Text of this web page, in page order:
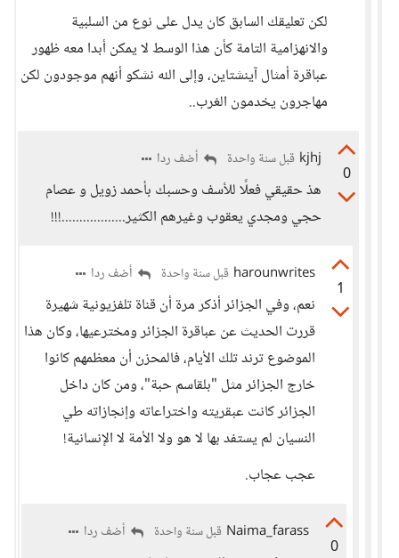
لكن تعليقك السابق كان يدل على نوع من السلبية
والانهزامية التامة كأن هذا الوسط لا يمكن أبدا معه ظهور
عباقرة أمثال آينشتاين، وإلى الله نشكو أنهم موجودون لكن
مهاجرون يخدمون الغرب..
0
kjhj قبل سنة واحدة أضف ردا
هذ حقيقي فعلًا للأسف وحسبك بأحمد زويل و عصام
حجي ومجدي يعقوب وغيرهم الكثير..................!!!
1
harounwrites قبل سنة واحدة أضف ردا
نعم، وفي الجزائر أذكر مرة أن قناة تلفزيونية شهيرة
قررت الحديث عن عباقرة الجزائر ومخترعيها، وكان هذا
الموضوع ترند تلك الأيام، فالمحزن أن معظمهم كانوا
خارج الجزائر مثل "بلقاسم حبة"، ومن كان داخل
الجزائر كانت عبقريته واختراعاته وإنجازاته طي
النسيان لم يستفد بها لا هو ولا الأمة لا الإنسانية!
عجب عجاب.
0
Naima_farass قبل سنة واحدة أضف ردا